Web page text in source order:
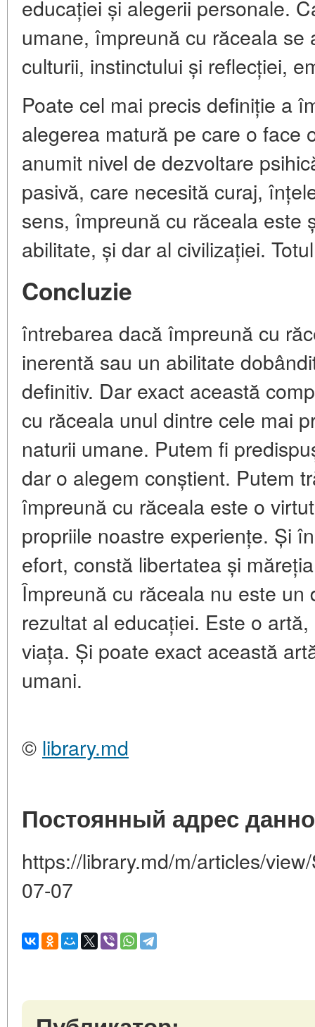
educației și alegerii personale.
umane, împreună cu răceala se
culturii, instinctului și reflecției,
Poate cel mai precis definiție a
alegerea matură pe care o face
anumit nivel de dezvoltare
pasivă, care necesită curaj,
sens, împreună cu răceala este
abilitate, și dar al civilizației.
Concluzie
întrebarea dacă împreună cu
inerentă sau un abilitate
definitiv. Dar exact această
cu răceala unul dintre cele mai
naturii umane. Putem fi
dar o alegem conștient. Putem
împreună cu răceala este o
propriile noastre experiențe. Și
efort, constă libertatea și
Împreună cu răceala nu este un
rezultat al educației. Este o
viața. Și poate exact această
umani.
© library.md
Постоянный адрес
https://library.md/m/articles/
07-07